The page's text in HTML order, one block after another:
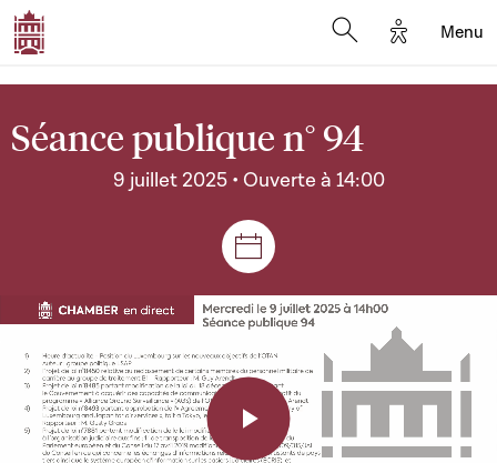
Options
Menu
Séance publique n° 94
9 juillet 2025 • Ouverte à 14:00
Séances et réunions
Play